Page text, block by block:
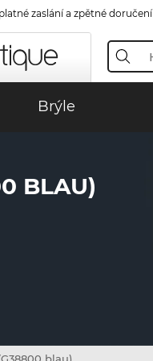
zaslání a zpětné doručení
Brýle
BLAU)